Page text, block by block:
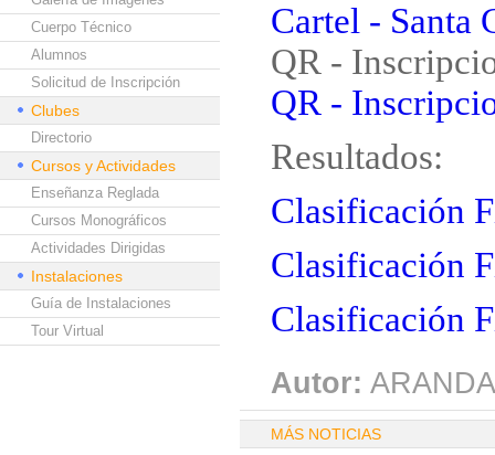
Cuerpo Técnico
Alumnos
Solicitud de Inscripción
Clubes
Directorio
Cursos y Actividades
Enseñanza Reglada
Cursos Monográficos
Actividades Dirigidas
Instalaciones
Guía de Instalaciones
Tour Virtual
Cartel - Santa
QR -
QR -
Resultados:
Clasificación
Clasificación
Clasificación
Autor:
MÁS NOTICIAS